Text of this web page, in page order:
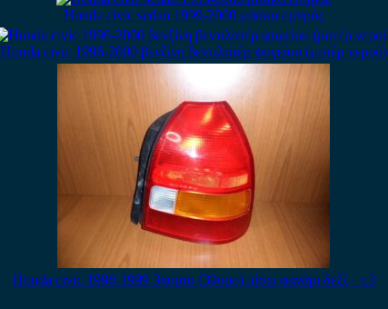
Honda civic sedan 1999-2000 μάσκα εμπρός
Honda civic 1996-2000 βενζίνη βεντιλατέρ ψυγείου (μοτέρ νερού)
Honda civic 1996-1999 3πορτο (3θυρο) πίσω φανάρι δεξί – c3